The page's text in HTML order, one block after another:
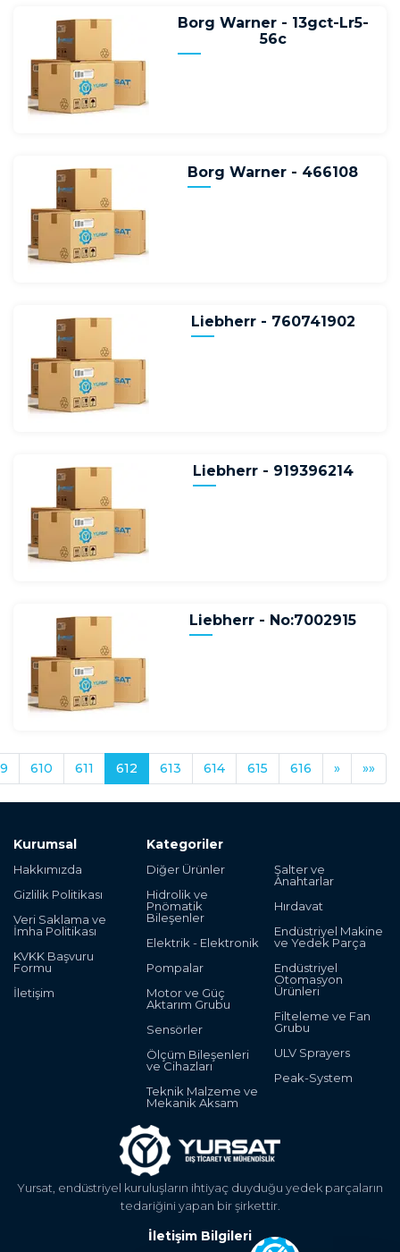
Borg Warner - 13gct-Lr5-
56c
Borg Warner - 466108
Liebherr - 760741902
Liebherr - 919396214
Liebherr - No:7002915
610 611 612 613 614 615 616 » »»
Yursat, endüstriyel kuruluşların ihtiyaç duyduğu yedek parçaların
tedariğini yapan bir şirkettir.
Kurumsal
Hakkımızda
Gizlilik Politikası
Veri Saklama ve
İmha Politikası
KVKK Başvuru
Formu
İletişim
Kategoriler
Diğer Ürünler
Hidrolik ve
Pnömatik
Bileşenler
Elektrik - Elektronik
Pompalar
Motor ve Güç
Aktarım Grubu
Sensörler
Ölçüm Bileşenleri
ve Cihazları
Teknik Malzeme ve
Mekanik Aksam
Şalter ve
Anahtarlar
Hırdavat
Endüstriyel Makine
ve Yedek Parça
Endüstriyel
Otomasyon
Ürünleri
Filteleme ve Fan
Grubu
ULV Sprayers
Peak-System
İletişim Bilgileri